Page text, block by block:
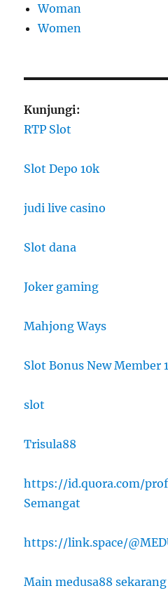
Woman
Women
Kunjungi:
RTP Slot
Slot Depo 10k
judi live casino
Slot dana
Joker gaming
Mahjong Ways
Slot Bonus New Member
slot
Trisula88
https://id.quora.com/
Semangat
https://link.space/
Main medusa88